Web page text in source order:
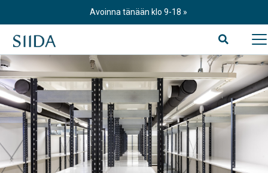
Avoinna tänään klo 9-18